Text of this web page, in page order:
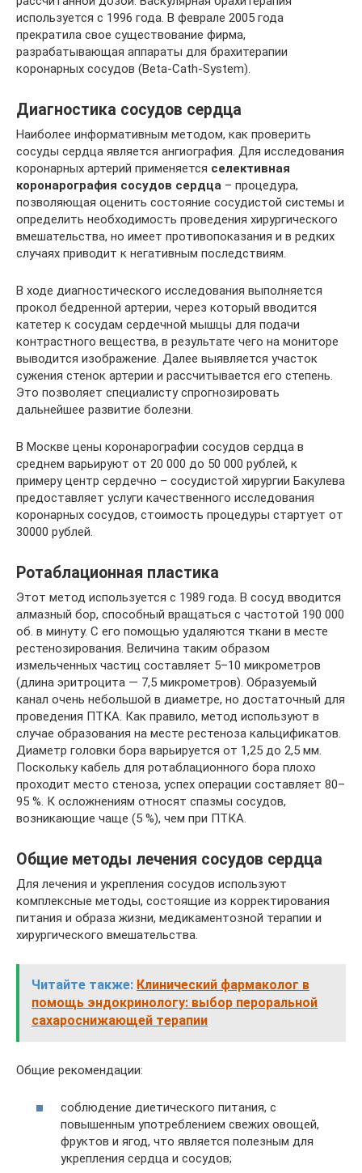
используется с 1996 года. В феврале 2005 года
прекратила свое существование фирма,
разрабатывающая аппараты для брахитерапии
коронарных сосудов (Beta-Cath-System).
Диагностика сосудов сердца
Наиболее информативным методом, как проверить
сосуды сердца является ангиография. Для исследования
коронарных артерий применяется селективная
коронарография сосудов сердца – процедура,
позволяющая оценить состояние сосудистой системы и
определить необходимость проведения хирургического
вмешательства, но имеет противопоказания и в редких
случаях приводит к негативным последствиям.
В ходе диагностического исследования выполняется
прокол бедренной артерии, через который вводится
катетер к сосудам сердечной мышцы для подачи
контрастного вещества, в результате чего на мониторе
выводится изображение. Далее выявляется участок
сужения стенок артерии и рассчитывается его степень.
Это позволяет специалисту спрогнозировать
дальнейшее развитие болезни.
В Москве цены коронарографии сосудов сердца в
среднем варьируют от 20 000 до 50 000 рублей, к
примеру центр сердечно – сосудистой хирургии Бакулева
предоставляет услуги качественного исследования
коронарных сосудов, стоимость процедуры стартует от
30000 рублей.
Ротаблационная пластика
Этот метод используется с 1989 года. В сосуд вводится
алмазный бор, способный вращаться с частотой 190 000
об. в минуту. С его помощью удаляются ткани в месте
рестенозирования. Величина таким образом
измельченных частиц составляет 5–10 микрометров
(длина эритроцита — 7,5 микрометров). Образуемый
канал очень небольшой в диаметре, но достаточный для
проведения ПТКА. Как правило, метод используют в
случае образования на месте рестеноза кальцификатов.
Диаметр головки бора варьируется от 1,25 до 2,5 мм.
Поскольку кабель для ротаблационного бора плохо
проходит место стеноза, успех операции составляет 80–
95 %. К осложнениям относят спазмы сосудов,
возникающие чаще (5 %), чем при ПТКА.
Общие методы лечения сосудов сердца
Для лечения и укрепления сосудов используют
комплексные методы, состоящие из корректирования
питания и образа жизни, медикаментозной терапии и
хирургического вмешательства.
Читайте также: Клинический фармаколог в
помощь эндокринологу: выбор пероральной
сахароснижающей терапии
Общие рекомендации:
соблюдение диетического питания, с
повышенным употреблением свежих овощей,
фруктов и ягод, что является полезным для
укрепления сердца и сосудов;